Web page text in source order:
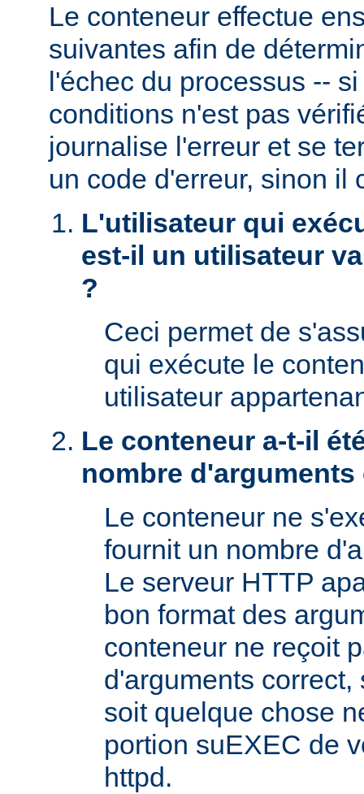
Le conteneur effectue
suivantes afin de
l'échec du processus --
conditions n'est pas
journalise l'erreur et se
un code d'erreur, sinon il
L'utilisateur qui
est-il un utilisateur
?
Ceci permet de
qui exécute le
utilisateur
Le conteneur a-t-il
nombre
Le conteneur ne
fournit un nombre
Le serveur HTTP
bon format des
conteneur ne reçoit
d'arguments
soit quelque chose
portion suEXEC de
httpd.